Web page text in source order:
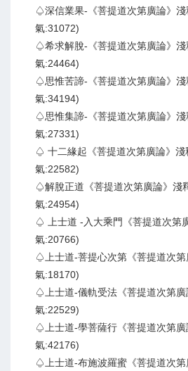
♤深信業果-《菩提道次第廣論》
氣:31072)
♤希求解脫-《菩提道次第廣論》
氣:24464)
♤思惟苦諦-《菩提道次第廣論》
氣:34194)
♤思惟集諦-《菩提道次第廣論》
氣:27331)
♤ 十二緣起《菩提道次第廣論》淺
氣:22582)
♤解脫正道《菩提道次第廣論》淺
氣:24954)
♤ 上士道 -入大乘門《菩提道次第
氣:20766)
♤上士道-菩提心次第《菩提道次
氣:18170)
♤上士道-儀軌受法《菩提道次第
氣:22529)
♤上士道-學菩薩行《菩提道次第
氣:42176)
♤上士道-布施波羅蜜《菩提道次